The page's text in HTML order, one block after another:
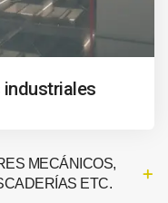
industriales
MECÁNICOS,
ETC.